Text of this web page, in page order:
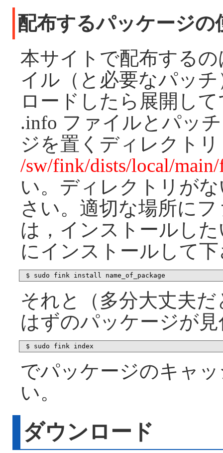
配布するパッケージの
本サイトで配布する
イル（と必要なパッ
ロードしたら展開し
.info ファイルとパッ
ジを置くディレクト
/sw/fink/dists/local/
い。ディレクトリが
さい。適切な場所に
は，インストールし
にインストールして
それと（多分大丈夫
はずのパッケージが
でパッケージのキャ
い。
ダウンロード